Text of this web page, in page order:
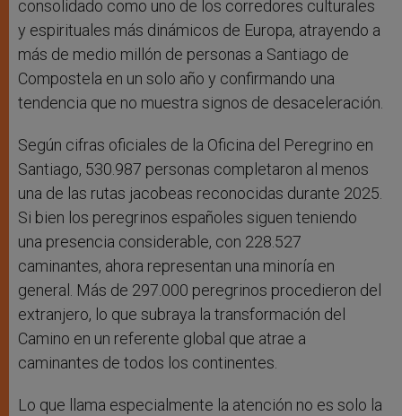
consolidado como uno de los corredores culturales
y espirituales más dinámicos de Europa, atrayendo a
más de medio millón de personas a Santiago de
Compostela en un solo año y confirmando una
tendencia que no muestra signos de desaceleración.
Según cifras oficiales de la Oficina del Peregrino en
Santiago, 530.987 personas completaron al menos
una de las rutas jacobeas reconocidas durante 2025.
Si bien los peregrinos españoles siguen teniendo
una presencia considerable, con 228.527
caminantes, ahora representan una minoría en
general. Más de 297.000 peregrinos procedieron del
extranjero, lo que subraya la transformación del
Camino en un referente global que atrae a
caminantes de todos los continentes.
Lo que llama especialmente la atención no es solo la